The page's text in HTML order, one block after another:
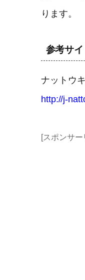
ります。
参考サ
ナットウ
http://j-
[スポンサー